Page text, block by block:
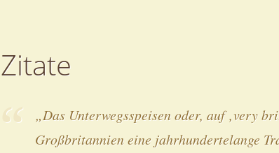
Zitate
„Das Unterwegsspeisen oder, auf ‚very
Großbritannien eine jahrhundertelange